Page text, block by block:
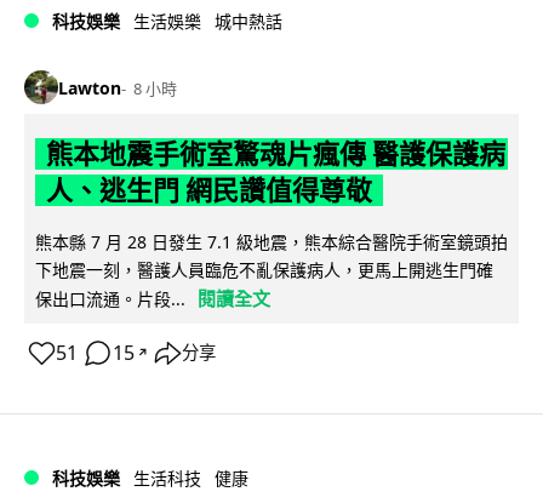
科技娛樂 生活娛樂 城中熱話
Lawton 8 小時
熊本地震手術室驚魂片瘋傳 醫護保護病
人、逃生門 網民讚值得尊敬
熊本縣 7 月 28 日發生 7.1 級地震，熊本綜合醫院手術室鏡頭拍
下地震一刻，醫護人員臨危不亂保護病人，更馬上開逃生門確
保出口流通。片段...
閱讀全文
51 15 ↗ 分享
科技娛樂 生活科技 健康